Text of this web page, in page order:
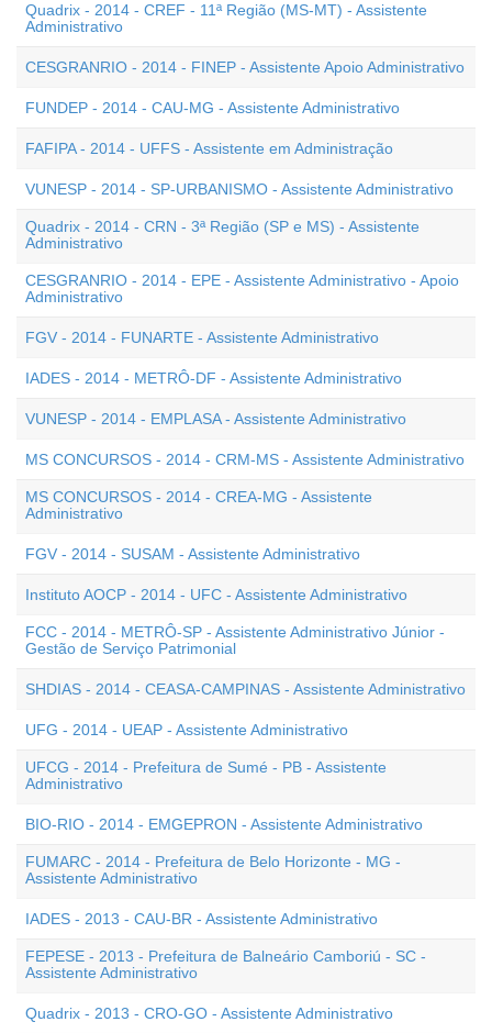
Quadrix - 2014 - CREF - 11ª Região (MS-MT) - Assistente
Administrativo
CESGRANRIO - 2014 - FINEP - Assistente Apoio Administrativo
FUNDEP - 2014 - CAU-MG - Assistente Administrativo
FAFIPA - 2014 - UFFS - Assistente em Administração
VUNESP - 2014 - SP-URBANISMO - Assistente Administrativo
Quadrix - 2014 - CRN - 3ª Região (SP e MS) - Assistente
Administrativo
CESGRANRIO - 2014 - EPE - Assistente Administrativo - Apoio
Administrativo
FGV - 2014 - FUNARTE - Assistente Administrativo
IADES - 2014 - METRÔ-DF - Assistente Administrativo
VUNESP - 2014 - EMPLASA - Assistente Administrativo
MS CONCURSOS - 2014 - CRM-MS - Assistente Administrativo
MS CONCURSOS - 2014 - CREA-MG - Assistente
Administrativo
FGV - 2014 - SUSAM - Assistente Administrativo
Instituto AOCP - 2014 - UFC - Assistente Administrativo
FCC - 2014 - METRÔ-SP - Assistente Administrativo Júnior -
Gestão de Serviço Patrimonial
SHDIAS - 2014 - CEASA-CAMPINAS - Assistente Administrativo
UFG - 2014 - UEAP - Assistente Administrativo
UFCG - 2014 - Prefeitura de Sumé - PB - Assistente
Administrativo
BIO-RIO - 2014 - EMGEPRON - Assistente Administrativo
FUMARC - 2014 - Prefeitura de Belo Horizonte - MG -
Assistente Administrativo
IADES - 2013 - CAU-BR - Assistente Administrativo
FEPESE - 2013 - Prefeitura de Balneário Camboriú - SC -
Assistente Administrativo
Quadrix - 2013 - CRO-GO - Assistente Administrativo